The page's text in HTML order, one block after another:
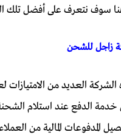
سوف نتعرف على أفضل تلك
زاجل للشحن
العديد من الامتيازات
خدمة الدفع عند استلام
المدفوعات المالية من